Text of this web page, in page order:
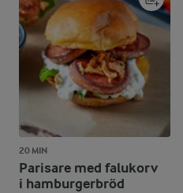
20 MIN
Parisare med falukorv
i hamburgerbröd